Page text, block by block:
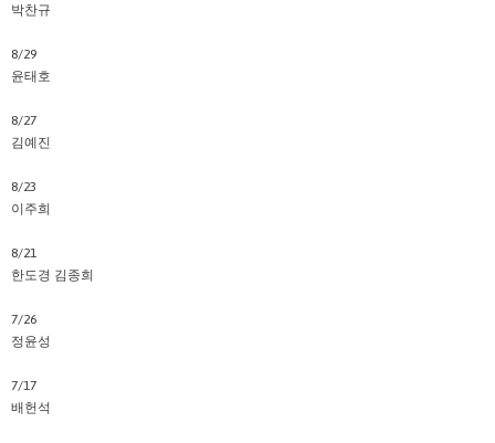
박찬규
8/29
윤태호
8/27
김예진
8/23
이주희
8/21
한도경 김종희
7/26
정윤성
7/17
배헌석